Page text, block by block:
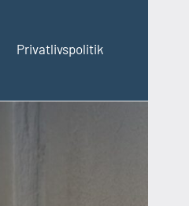
Privatlivspolitik